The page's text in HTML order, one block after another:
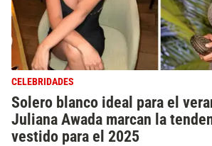
CELEBRIDADES
Solero blanco ideal para el
Juliana Awada marcan la
vestido para el 2025